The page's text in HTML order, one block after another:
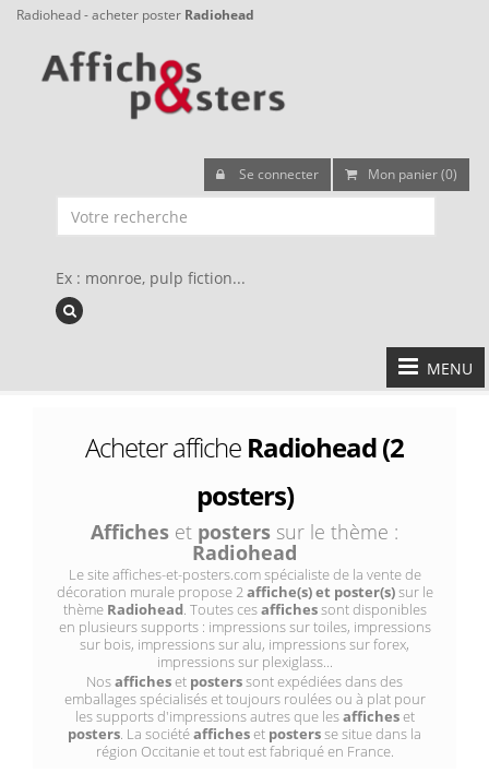
Radiohead - acheter poster Radiohead
Se connecter Mon panier (0)
Ex : monroe, pulp fiction...
MENU
Acheter affiche Radiohead (2
posters)
Affiches et posters sur le thème :
Radiohead
Le site affiches-et-posters.com spécialiste de la vente de
décoration murale propose 2affiche(s) et poster(s)sur le
thème Radiohead. Toutes cesaffichessont disponibles
en plusieurs supports : impressions sur toiles, impressions
sur bois, impressions sur alu, impressions sur forex,
impressions sur plexiglass...
Nosafficheset posterssont expédiées dans des
emballages spécialisés et toujours roulées ou à plat pour
les supports d'impressions autres que lesafficheset
posters. La sociétéafficheset postersse situe dans la
région Occitanie et tout est fabriqué en France.